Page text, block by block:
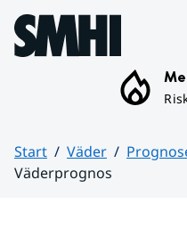
Hoppa till sidans innehåll
Start Väder
Väderprognos